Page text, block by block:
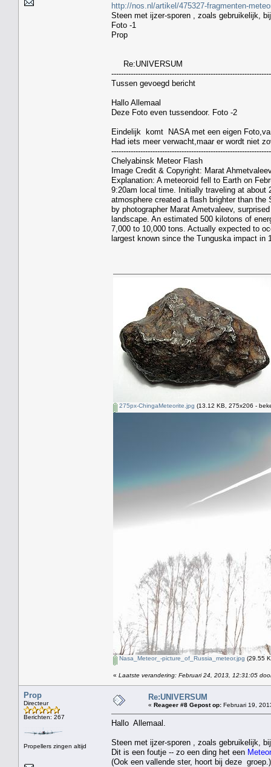
http://nos.nl/artikel/475327-fragmenten-
Steen met ijzer-sporen , zoals gebruikelijk,
Foto -1
Prop
Re:UNIVERSUM
Tussen gevoegd bericht
Hallo Allemaal
Deze Foto even tussendoor. Foto -2
Eindelijk komt NASA met een eigen
Had iets meer verwacht,maar er wordt niet
Chelyabinsk Meteor Flash
Image Credit & Copyright: Marat
Explanation: A meteoroid fell to Earth on
9:20am local time. Initially traveling at about
atmosphere created a flash brighter than
by photographer Marat Ametvaleev,
landscape. An estimated 500 kilotons of
7,000 to 10,000 tons. Actually expected to
largest known since the Tunguska impact in
275px-ChingaMeteorite.jpg (13.12 KB, 275x206 -
Nasa_Meteor_-picture_of_Russia_meteor.jpg (29.55
« Laatste verandering: Februari 24, 2013, 12:31:05
Prop
Directeur
Berichten: 267
Propellers zingen altijd
Re:UNIVERSUM
« Reageer #8 Gepost op: Februari 19,
Hallo Allemaal.
Steen met ijzer-sporen , zoals gebruikelijk,
Dit is een foutje -- zo een ding het een
(Ook een vallende ster, hoort bij deze groep.)